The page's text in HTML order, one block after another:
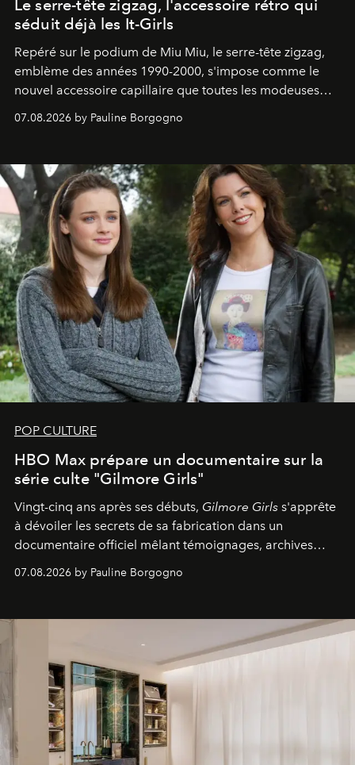
Le serre-tête zigzag, l'accessoire rétro qui
séduit déjà les It-Girls
Repéré sur le podium de Miu Miu, le serre-tête zigzag,
emblème des années 1990-2000, s'impose comme le
nouvel accessoire capillaire que toutes les modeuses
s'arrachent déjà.
07.08.2026 by Pauline Borgogno
POP CULTURE
HBO Max prépare un documentaire sur la
série culte "Gilmore Girls"
Vingt-cinq ans après ses débuts, Gilmore Girls s'apprête
à dévoiler les secrets de sa fabrication dans un
documentaire officiel mêlant témoignages, archives
inédites et plongée dans les coulisses d'un phénomène
générationnel.
07.08.2026 by Pauline Borgogno